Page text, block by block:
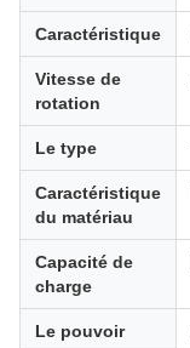
Caractéristique
Vitesse de
rotation
Le type
Caractéristique
du matériau
Capacité de
charge
Le pouvoir